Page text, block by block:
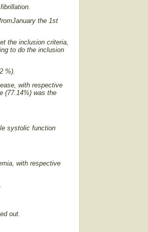
the 1st
the inclusion criteria,
to do the inclusion
%).
with respective
(77.14%) was the
systolic function
with respective
out.